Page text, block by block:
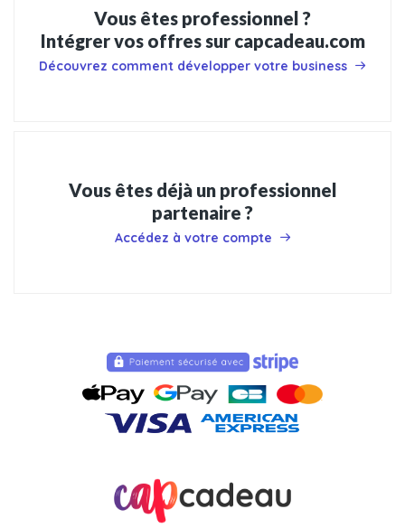
Vous êtes professionnel ?
Intégrer vos offres sur capcadeau.com
Découvrez comment développer votre business
Vous êtes déjà un professionnel
partenaire ?
Accédez à votre compte